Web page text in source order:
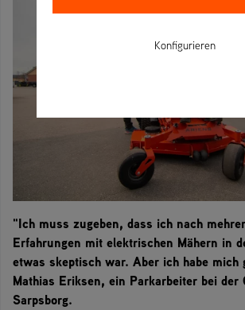
"Ich muss zugeben, dass ich nach
Erfahrungen mit elektrischen Mähern in
etwas skeptisch war. Aber ich habe
Mathias Eriksen, ein Parkarbeiter bei der
Sarpsborg.
Konfigurieren